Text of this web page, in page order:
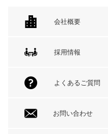
会社概要
採用情報
よくあるご質問
お問い合わせ